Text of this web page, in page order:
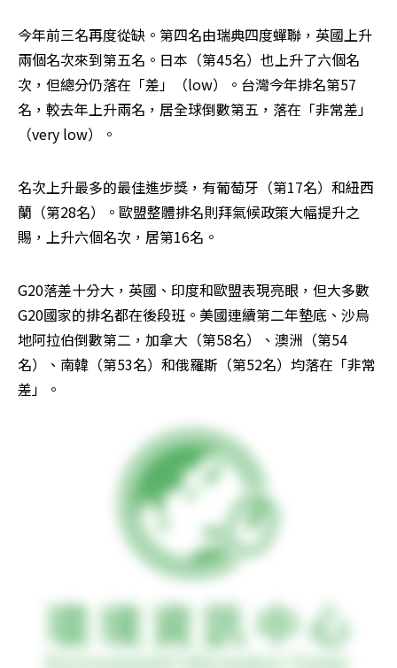
今年前三名再度從缺。第四名由瑞典四度蟬聯，英國上升
兩個名次來到第五名。日本（第45名）也上升了六個名
次，但總分仍落在「差」（low）。台灣今年排名第57
名，較去年上升兩名，居全球倒數第五，落在「非常差」
（very low）。
名次上升最多的最佳進步獎，有葡萄牙（第17名）和紐西
蘭（第28名）。歐盟整體排名則拜氣候政策大幅提升之
賜，上升六個名次，居第16名。
G20落差十分大，英國、印度和歐盟表現亮眼，但大多數
G20國家的排名都在後段班。美國連續第二年墊底、沙烏
地阿拉伯倒數第二，加拿大（第58名）、澳洲（第54
名）、南韓（第53名）和俄羅斯（第52名）均落在「非常
差」。